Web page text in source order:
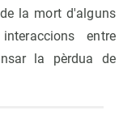
la mort d'alguns
entre
la pèrdua de